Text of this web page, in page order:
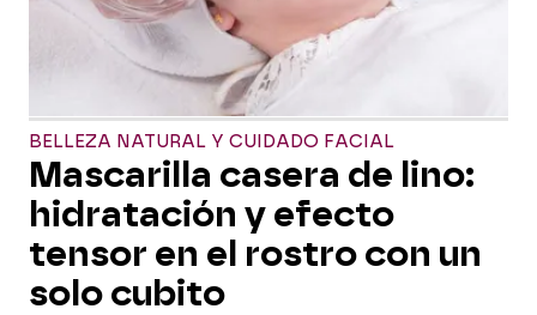
BELLEZA NATURAL Y CUIDADO FACIAL
Mascarilla casera de lino:
hidratación y efecto
tensor en el rostro con un
solo cubito